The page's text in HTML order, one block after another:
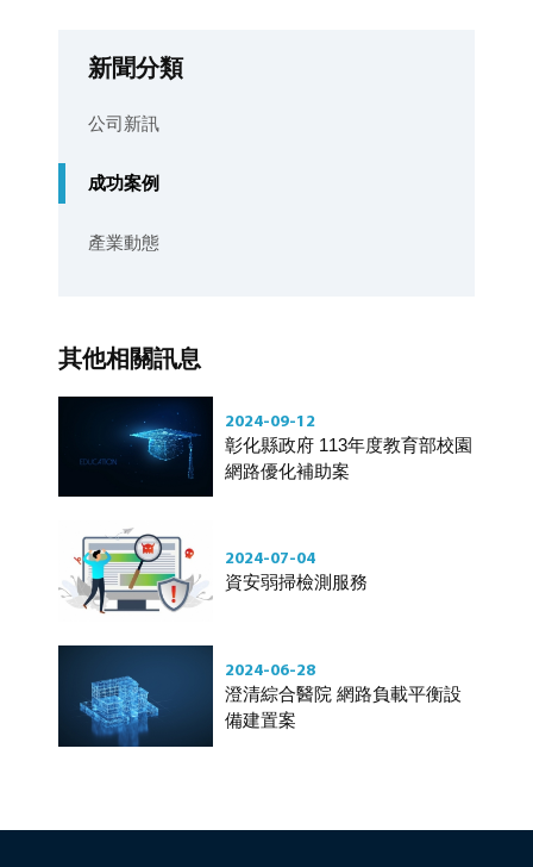
新聞分類
公司新訊
成功案例
產業動態
其他相關訊息
2024-09-12
彰化縣政府 113年度教育部校園
網路優化補助案
2024-07-04
資安弱掃檢測服務
2024-06-28
澄清綜合醫院 網路負載平衡設
備建置案